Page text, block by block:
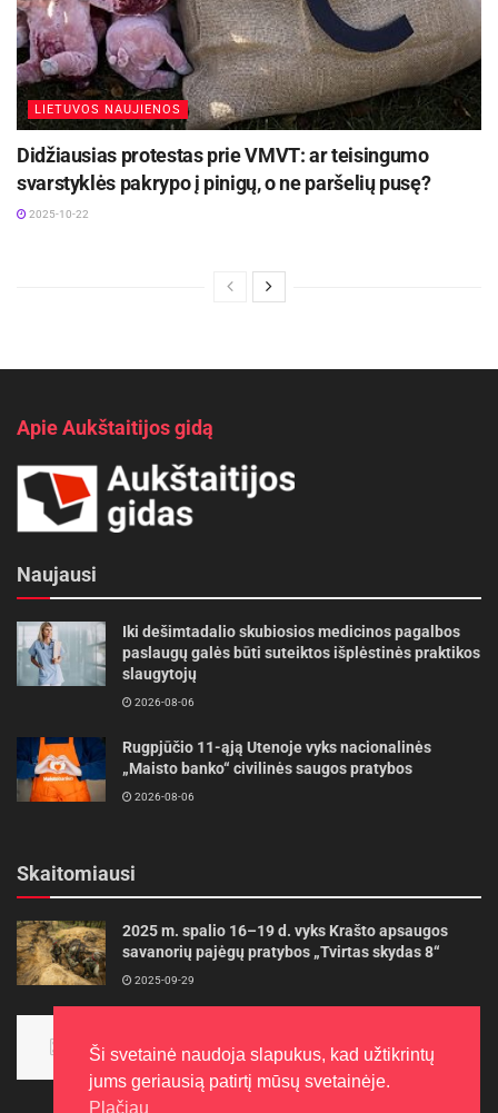
LIETUVOS NAUJIENOS
Didžiausias protestas prie VMVT: ar teisingumo
svarstyklės pakrypo į pinigų, o ne paršelių pusę?
2025-10-22
Apie Aukštaitijos gidą
Naujausi
Iki dešimtadalio skubiosios medicinos pagalbos
paslaugų galės būti suteiktos išplėstinės praktikos
slaugytojų
2026-08-06
Rugpjūčio 11-ąją Utenoje vyks nacionalinės
„Maisto banko“ civilinės saugos pratybos
2026-08-06
Skaitomiausi
2025 m. spalio 16–19 d. vyks Krašto apsaugos
savanorių pajėgų pratybos „Tvirtas skydas 8“
2025-09-29
aukso
2015-10-30
Ši svetainė naudoja slapukus, kad užtikrintų
jums geriausią patirtį mūsų svetainėje.
Plačiau